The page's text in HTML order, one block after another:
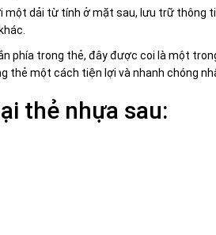
một dải từ tính ở mặt sau, lưu trữ
phía trong thẻ, đây được coi là một
thẻ một cách tiện lợi và nhanh chóng
thẻ nhựa sau: